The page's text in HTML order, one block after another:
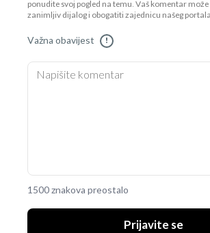
ponudite svoj pogled na temu. Vaš komentar
zanimljiv dijalog i obogatiti zajednicu našeg
Važna obavijest !
1500 znakova preostalo
Prijavite se